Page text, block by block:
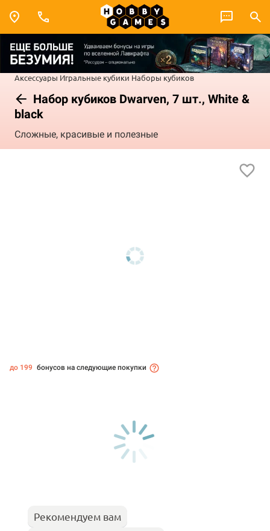
Аксессуары Игральные кубики Наборы кубиков
Набор кубиков Dwarven, 7 шт., White &
black
Сложные, красивые и полезные
до 199 бонусов на следующие покупки
Рекомендуем вам